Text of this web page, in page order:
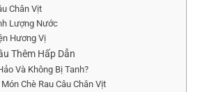
Chân Vịt
Lượng Nước
Hương Vị
Thêm Hấp Dẫn
Và Không Bị Tanh?
Chè Rau Câu Chân Vịt